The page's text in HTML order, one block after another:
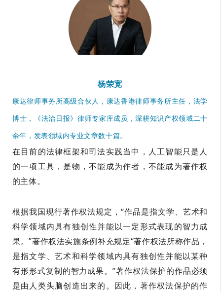
杨荣宽
康达律师事务所高级合伙人，康达香港律师事务所主任，法学
博士，《法治日报》律师专家库成员，深耕知识产权领域二十
余年，发表领域内专业文章数十篇。
在目前的法律框架和司法实践当中，人工智能只是人
的一项工具，是物，不能成为作者，不能成为著作权
的主体。
根据我国现行著作权法规定，“作品是指文学、艺术和
科学领域内具有独创性并能以一定形式表现的智力成
果。”著作权法实施条例补充规定“著作权法所称作品，
是指文学、艺术和科学领域内具有独创性并能以某种
有形形式复制的智力成果。”著作权法保护的作品必须
是由人类头脑创造出来的。因此，著作权法保护的作